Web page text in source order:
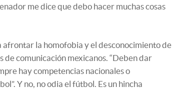
me dice que debo hacer muchas cosas
afrontar la homofobia y el desconocimiento de
de comunicación mexicanos. “Deben dar
hay competencias nacionales o
Y no, no odia el fútbol. Es un hincha